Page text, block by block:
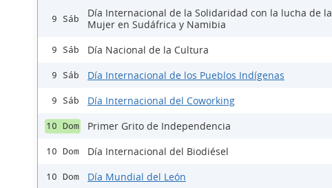
9 Sáb
Día Internacional de la Solidaridad con la lucha de la
Mujer en Sudáfrica y Namibia
9 Sáb Día Nacional de la Cultura
9 Sáb Día Internacional de los Pueblos Indígenas
9 Sáb Día Internacional del Coworking
10 Dom Primer Grito de Independencia
10 Dom Día Internacional del Biodiésel
10 Dom Día Mundial del León